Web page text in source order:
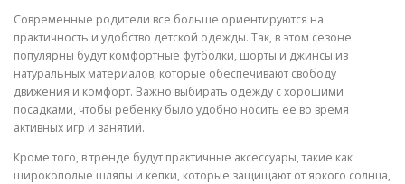
Современные родители все больше ориентируются на
практичность и удобство детской одежды. Так, в этом сезоне
популярны будут комфортные футболки, шорты и джинсы из
натуральных материалов, которые обеспечивают свободу
движения и комфорт. Важно выбирать одежду с хорошими
посадками, чтобы ребенку было удобно носить ее во время
активных игр и занятий.
Кроме того, в тренде будут практичные аксессуары, такие как
широкополые шляпы и кепки, которые защищают от яркого солнца,